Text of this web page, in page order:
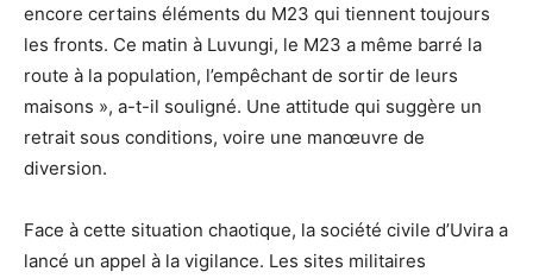
encore certains éléments du M23 qui tiennent toujours
les fronts. Ce matin à Luvungi, le M23 a même barré la
route à la population, l’empêchant de sortir de leurs
maisons », a-t-il souligné. Une attitude qui suggère un
retrait sous conditions, voire une manœuvre de
diversion.
Face à cette situation chaotique, la société civile d’Uvira a
lancé un appel à la vigilance. Les sites militaires